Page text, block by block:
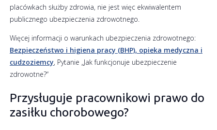
placówkach służby zdrowia, nie jest więc ekwiwalentem
publicznego ubezpieczenia zdrowotnego.
Więcej informacji o warunkach ubezpieczenia zdrowotnego:
Bezpieczeństwo i higiena pracy (BHP), opieka medyczna i
cudzoziemcy, Pytanie „Jak funkcjonuje ubezpieczenie
zdrowotne?“
Przysługuje pracownikowi prawo do
zasiłku chorobowego?